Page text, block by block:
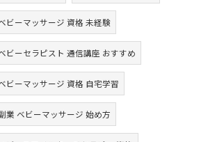
ビーマッサージ 資格 未経験
ビーセラピスト 通信講座 おすすめ
ビーマッサージ 資格 自宅学習
業 ベビーマッサージ 始め方